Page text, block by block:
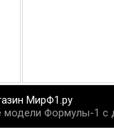
МирФ1.ру
модели Формулы-1 с